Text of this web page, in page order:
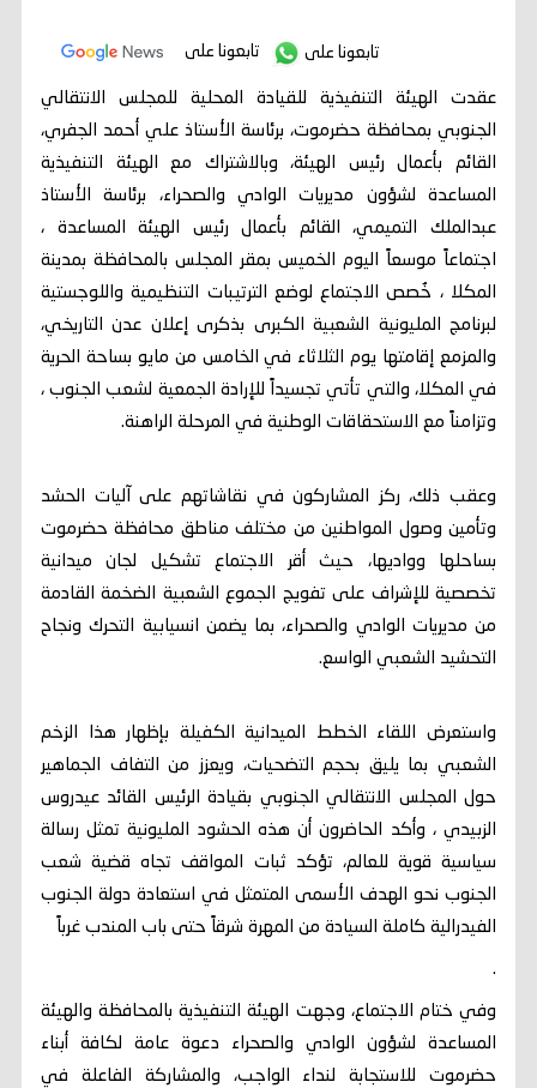
تابعونا على تابعونا على
عقدت الهيئة التنفيذية للقيادة المحلية للمجلس الانتقالي
الجنوبي بمحافظة حضرموت، برئاسة الأستاذ علي أحمد الجفري،
القائم بأعمال رئيس الهيئة، وبالاشتراك مع الهيئة التنفيذية
المساعدة لشؤون مديريات الوادي والصحراء، برئاسة الأستاذ
عبدالملك التميمي، القائم بأعمال رئيس الهيئة المساعدة ،
اجتماعاً موسعاً اليوم الخميس بمقر المجلس بالمحافظة بمدينة
المكلا ، خُصص الاجتماع لوضع الترتيبات التنظيمية واللوجستية
لبرنامج المليونية الشعبية الكبرى بذكرى إعلان عدن التاريخي،
والمزمع إقامتها يوم الثلاثاء في الخامس من مايو بساحة الحرية
في المكلا، والتي تأتي تجسيداً للإرادة الجمعية لشعب الجنوب ،
وتزامناً مع الاستحقاقات الوطنية في المرحلة الراهنة.
وعقب ذلك، ركز المشاركون في نقاشاتهم على آليات الحشد
وتأمين وصول المواطنين من مختلف مناطق محافظة حضرموت
بساحلها وواديها، حيث أقر الاجتماع تشكيل لجان ميدانية
تخصصية للإشراف على تفويج الجموع الشعبية الضخمة القادمة
من مديريات الوادي والصحراء، بما يضمن انسيابية التحرك ونجاح
التحشيد الشعبي الواسع.
واستعرض اللقاء الخطط الميدانية الكفيلة بإظهار هذا الزخم
الشعبي بما يليق بحجم التضحيات، ويعزز من التفاف الجماهير
حول المجلس الانتقالي الجنوبي بقيادة الرئيس القائد عيدروس
الزبيدي ، وأكد الحاضرون أن هذه الحشود المليونية تمثل رسالة
سياسية قوية للعالم، تؤكد ثبات المواقف تجاه قضية شعب
الجنوب نحو الهدف الأسمى المتمثل في استعادة دولة الجنوب
الفيدرالية كاملة السيادة من المهرة شرقاً حتى باب المندب غرباً
.
وفي ختام الاجتماع، وجهت الهيئة التنفيذية بالمحافظة والهيئة
المساعدة لشؤون الوادي والصحراء دعوة عامة لكافة أبناء
حضرموت للاستجابة لنداء الواجب، والمشاركة الفاعلة في